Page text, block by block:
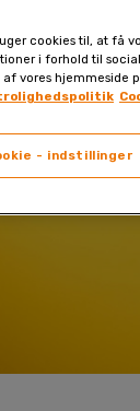
cookies til, at få
i forhold til
af vores hjemmeside
- indstillinger